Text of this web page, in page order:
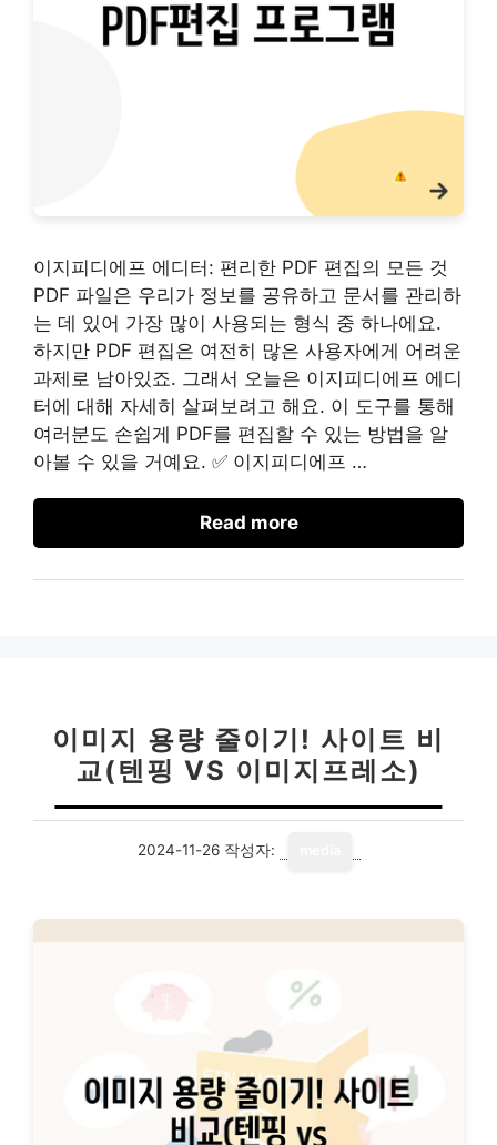
이지피디에프 에디터: 편리한 PDF 편집의 모든 것
PDF 파일은 우리가 정보를 공유하고 문서를 관리하
는 데 있어 가장 많이 사용되는 형식 중 하나에요.
하지만 PDF 편집은 여전히 많은 사용자에게 어려운
과제로 남아있죠. 그래서 오늘은 이지피디에프 에디
터에 대해 자세히 살펴보려고 해요. 이 도구를 통해
여러분도 손쉽게 PDF를 편집할 수 있는 방법을 알
아볼 수 있을 거예요. ✅ 이지피디에프 …
Read more
이미지 용량 줄이기! 사이트 비
교(텐핑 VS 이미지프레소)
2024-11-26 작성자: